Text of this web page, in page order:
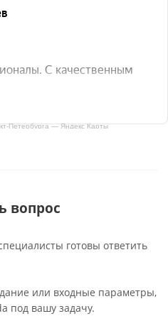
— Яндекс Карты
вопрос
готовы ответить
или входные параметры,
под вашу задачу.